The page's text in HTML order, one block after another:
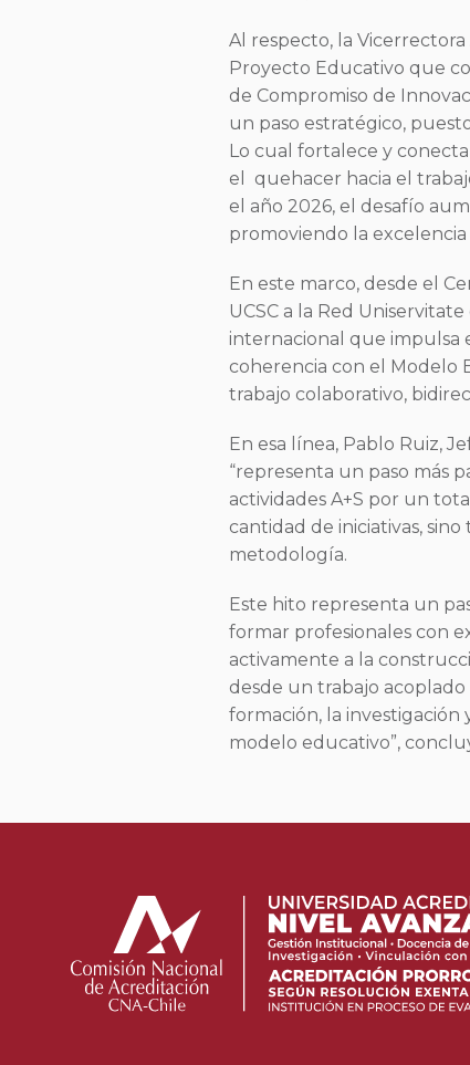
Al respecto, la Vicerrectora
Proyecto Educativo que
de Compromiso de
un paso estratégico,
Lo cual fortalece y
el quehacer hacia el
el año 2026, el desafío
promoviendo la
En este marco, desde el
UCSC a la Red
internacional que impulsa
coherencia con el Modelo
trabajo colaborativo,
En esa línea, Pablo Ruiz,
“representa un paso más
actividades A+S por un
cantidad de iniciativas,
metodología.
Este hito representa un
formar profesionales con
activamente a la
desde un trabajo
formación, la
modelo educativo”,